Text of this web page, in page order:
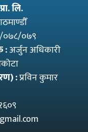
लि.
०७८/०७९
:अर्जुन अधिकारी
:प्रविन कुमार